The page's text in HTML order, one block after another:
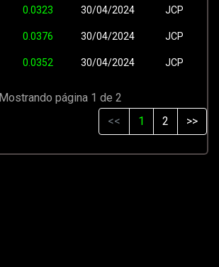
0.0323 30/04/2024 JCP
0.0376 30/04/2024 JCP
0.0352 30/04/2024 JCP
Mostrando página 1 de 2
<<
1 2 >>